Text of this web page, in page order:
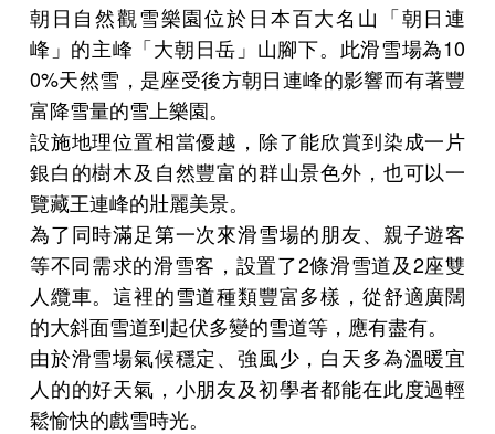
朝日自然觀雪樂園位於日本百大名山「朝日連
峰」的主峰「大朝日岳」山腳下。此滑雪場為10
0%天然雪，是座受後方朝日連峰的影響而有著豐
富降雪量的雪上樂園。
設施地理位置相當優越，除了能欣賞到染成一片
銀白的樹木及自然豐富的群山景色外，也可以一
覽藏王連峰的壯麗美景。
為了同時滿足第一次來滑雪場的朋友、親子遊客
等不同需求的滑雪客，設置了2條滑雪道及2座雙
人纜車。這裡的雪道種類豐富多樣，從舒適廣闊
的大斜面雪道到起伏多變的雪道等，應有盡有。
由於滑雪場氣候穩定、強風少，白天多為溫暖宜
人的的好天氣，小朋友及初學者都能在此度過輕
鬆愉快的戲雪時光。